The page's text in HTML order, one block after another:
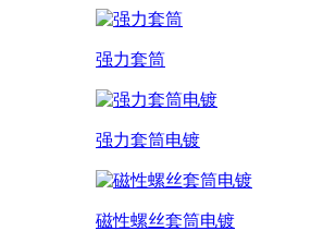
强力套筒
强力套筒电镀
磁性螺丝套筒电镀